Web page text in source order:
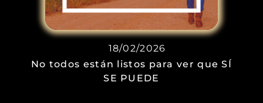
18/02/2026
No todos están listos para ver que SÍ
SE PUEDE